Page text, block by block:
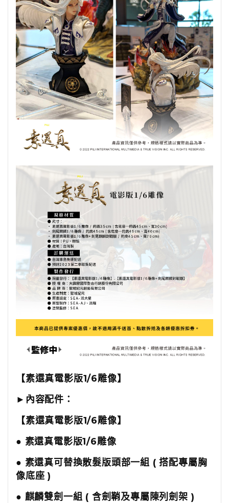
【素還真電影版1/6雕像】
►內容配件：
【素還真電影版1/6雕像】
● 素還真電影版1/6雕像
● 素還真可替換散髮版頭部一組 ( 搭配專屬胸
像底座 )
● 麒麟雙劍一組 ( 含劍鞘及專屬陳列劍架 )